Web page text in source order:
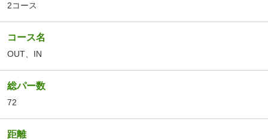
2コース
コース名
OUT IN
総パー数
72
距離